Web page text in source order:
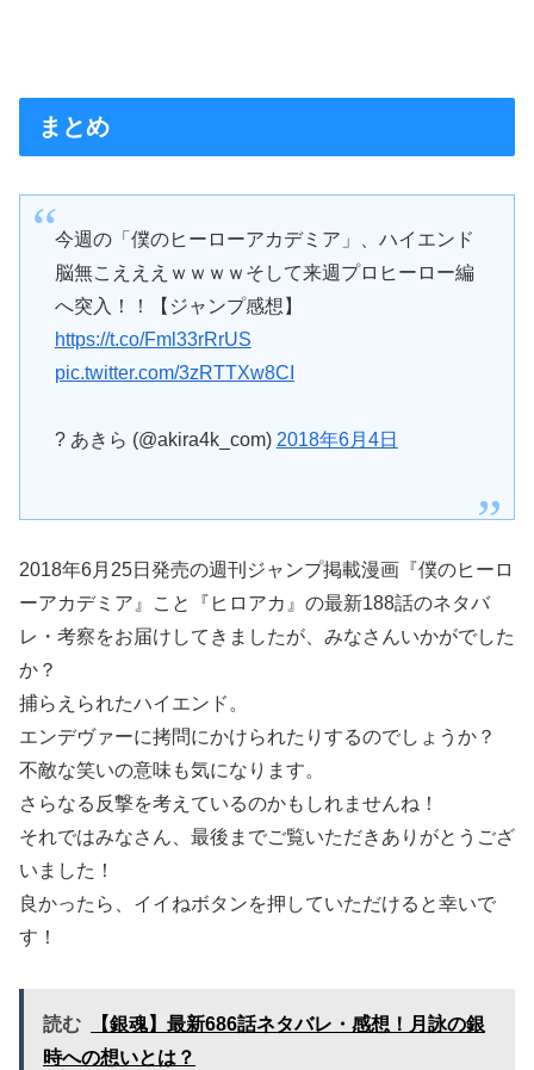
まとめ
今週の「僕のヒーローアカデミア」、ハイエンド
脳無こえええｗｗｗｗそして来週プロヒーロー編
へ突入！！【ジャンプ感想】
https://t.co/Fml33rRrUS
pic.twitter.com/3zRTTXw8CI
? あきら (@akira4k_com) 2018年6月4日
2018年6月25日発売の週刊ジャンプ掲載漫画『僕のヒーロ
ーアカデミア』こと『ヒロアカ』の最新188話のネタバ
レ・考察をお届けしてきましたが、みなさんいかがでした
か？
捕らえられたハイエンド。
エンデヴァーに拷問にかけられたりするのでしょうか？
不敵な笑いの意味も気になります。
さらなる反撃を考えているのかもしれませんね！
それではみなさん、最後までご覧いただきありがとうござ
いました！
良かったら、イイねボタンを押していただけると幸いで
す！
読む
【銀魂】最新686話ネタバレ・感想！月詠の銀
時への想いとは？